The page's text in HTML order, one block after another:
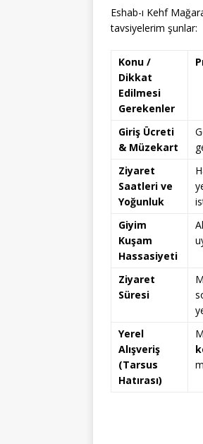
Eshab-ı Kehf
tavsiyelerim şunlar:
Konu /
Dikkat
Edilmesi
Gerekenler
Giriş Ücreti
& Müzekart
Ziyaret
Saatleri ve
Yoğunluk
Giyim
Kuşam
Hassasiyeti
Ziyaret
Süresi
Yerel
Alışveriş
(Tarsus
Hatırası)